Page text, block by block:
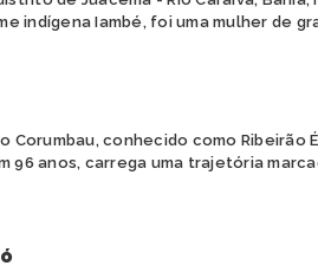
indígena Iambé, foi uma mulher de
Corumbau, conhecido como Ribeirão
96 anos, carrega uma trajetória